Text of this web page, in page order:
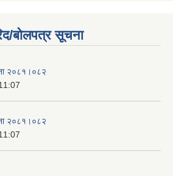
बोलपत्र सूचना
२०८१।०८२
२०८१।०८२